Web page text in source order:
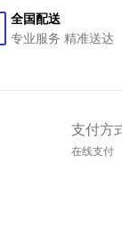
全国配送
专业服务 精准送达
支付方
在线支付